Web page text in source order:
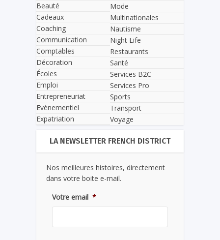
Beauté
Cadeaux
Coaching
Communication
Comptables
Décoration
Écoles
Emploi
Entrepreneuriat
Evènementiel
Expatriation
Mode
Multinationales
Nautisme
Night Life
Restaurants
Santé
Services B2C
Services Pro
Sports
Transport
Voyage
LA NEWSLETTER FRENCH DISTRICT
Nos meilleures histoires, directement
dans votre boite e-mail.
Votre email *